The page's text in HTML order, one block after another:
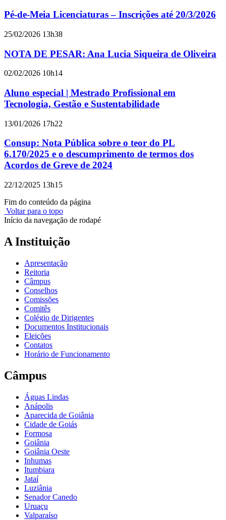
Pé-de-Meia Licenciaturas – Inscrições até 20/3/2026
25/02/2026 13h38
NOTA DE PESAR: Ana Lucia Siqueira de Oliveira
02/02/2026 10h14
Aluno especial | Mestrado Profissional em
Tecnologia, Gestão e Sustentabilidade
13/01/2026 17h22
Consup: Nota Pública sobre o teor do PL
6.170/2025 e o descumprimento de termos dos
Acordos de Greve de 2024
22/12/2025 13h15
Fim do conteúdo da página
Voltar para o topo
Início da navegação de rodapé
A Instituição
Apresentação
Reitoria
Câmpus
Conselhos
Comissões
Comitês
Colégio de Dirigentes
Documentos Institucionais
Eleições
Contatos
Horário de Funcionamento
Câmpus
Águas Lindas
Anápolis
Aparecida de Goiânia
Cidade de Goiás
Formosa
Goiânia
Goiânia Oeste
Inhumas
Itumbiara
Jataí
Luziânia
Senador Canedo
Uruaçu
Valparaíso